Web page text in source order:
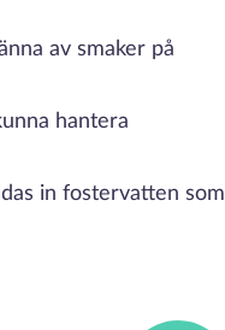
av smaker på
hantera
in fostervatten som